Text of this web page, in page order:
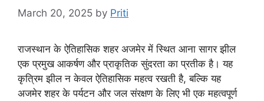
March 20, 2025 by Priti
राजस्थान के ऐतिहासिक शहर अजमेर में स्थित आना सागर झील
एक प्रमुख आकर्षण और प्राकृतिक सुंदरता का प्रतीक है। यह
कृत्रिम झील न केवल ऐतिहासिक महत्व रखती है, बल्कि यह
अजमेर शहर के पर्यटन और जल संरक्षण के लिए भी एक महत्वपूर्ण